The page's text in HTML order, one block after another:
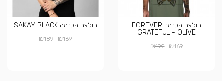
חולצה פלזמה FOREVER
GRATEFUL - OLIVE
₪169
₪199
חולצה פלזמה SAKAY BLACK
₪169
₪189